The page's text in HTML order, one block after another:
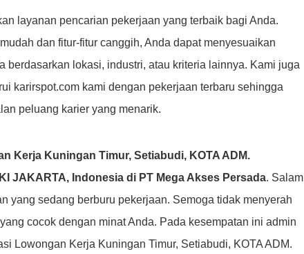
layanan pencarian pekerjaan yang terbaik bagi Anda.
dan fitur-fitur canggih, Anda dapat menyesuaikan
berdasarkan lokasi, industri, atau kriteria lainnya. Kami juga
karirspot.com kami dengan pekerjaan terbaru sehingga
peluang karier yang menarik.
Kerja Kuningan Timur, Setiabudi, KOTA ADM.
JAKARTA, Indonesia di PT Mega Akses Persada. Salam
yang sedang berburu pekerjaan. Semoga tidak menyerah
cocok dengan minat Anda. Pada kesempatan ini admin
Lowongan Kerja Kuningan Timur, Setiabudi, KOTA ADM.